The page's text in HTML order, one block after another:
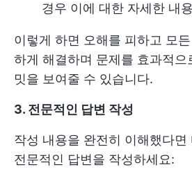
경우 이에 대한 자세한 내
이렇게 하면 오해를 피하고 모
하게 해결하며 문제를 효과적으
밋을 보여줄 수 있습니다.
3. 전문적인 답변 작성
작성 내용을 완전히 이해했다
전문적인 답변을 작성하세요: